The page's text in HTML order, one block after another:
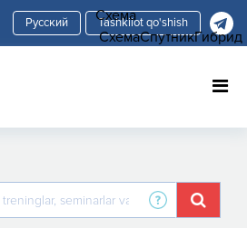
Tashkilot qo'shish
Схема
СхемаСпутникГибрид